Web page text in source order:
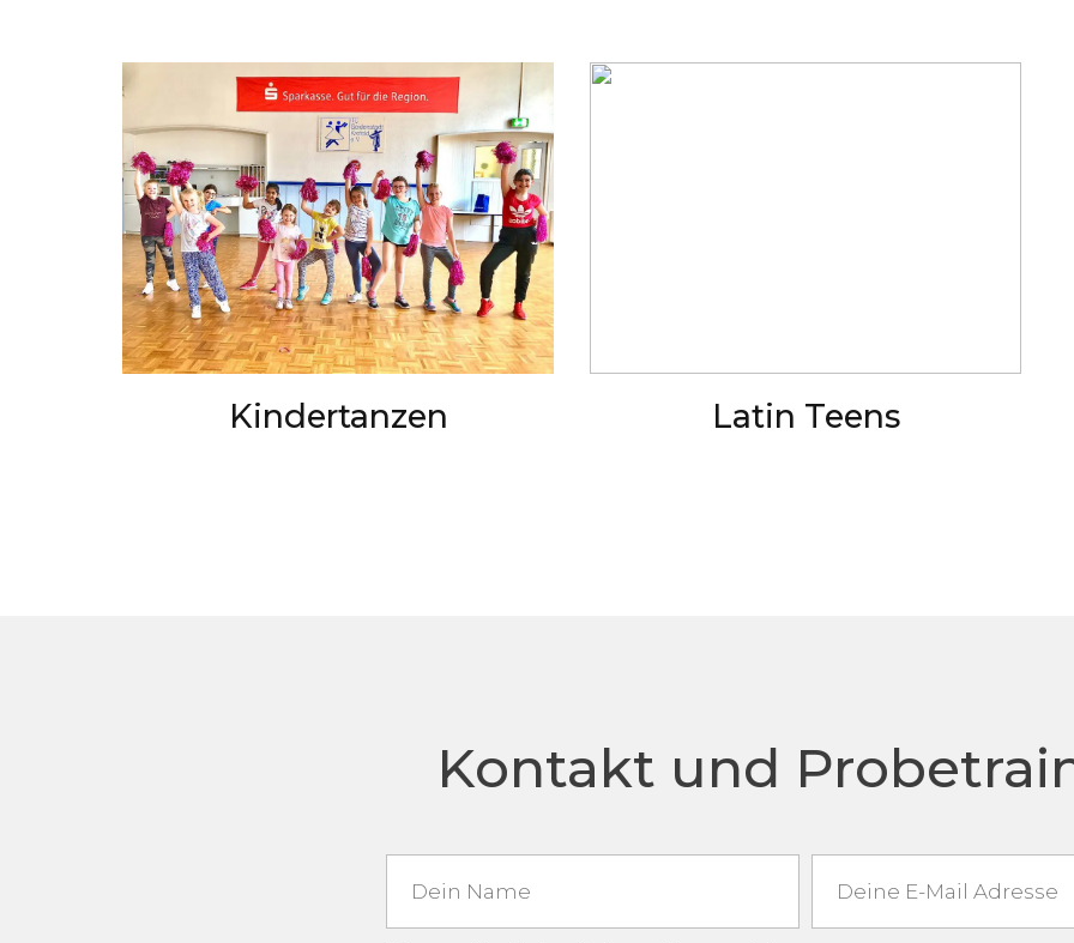
Kindertanzen Latin Teens
Kontakt und